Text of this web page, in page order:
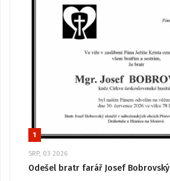
1
SRP, 03 2026
Odešel bratr farář Josef Bobrovský